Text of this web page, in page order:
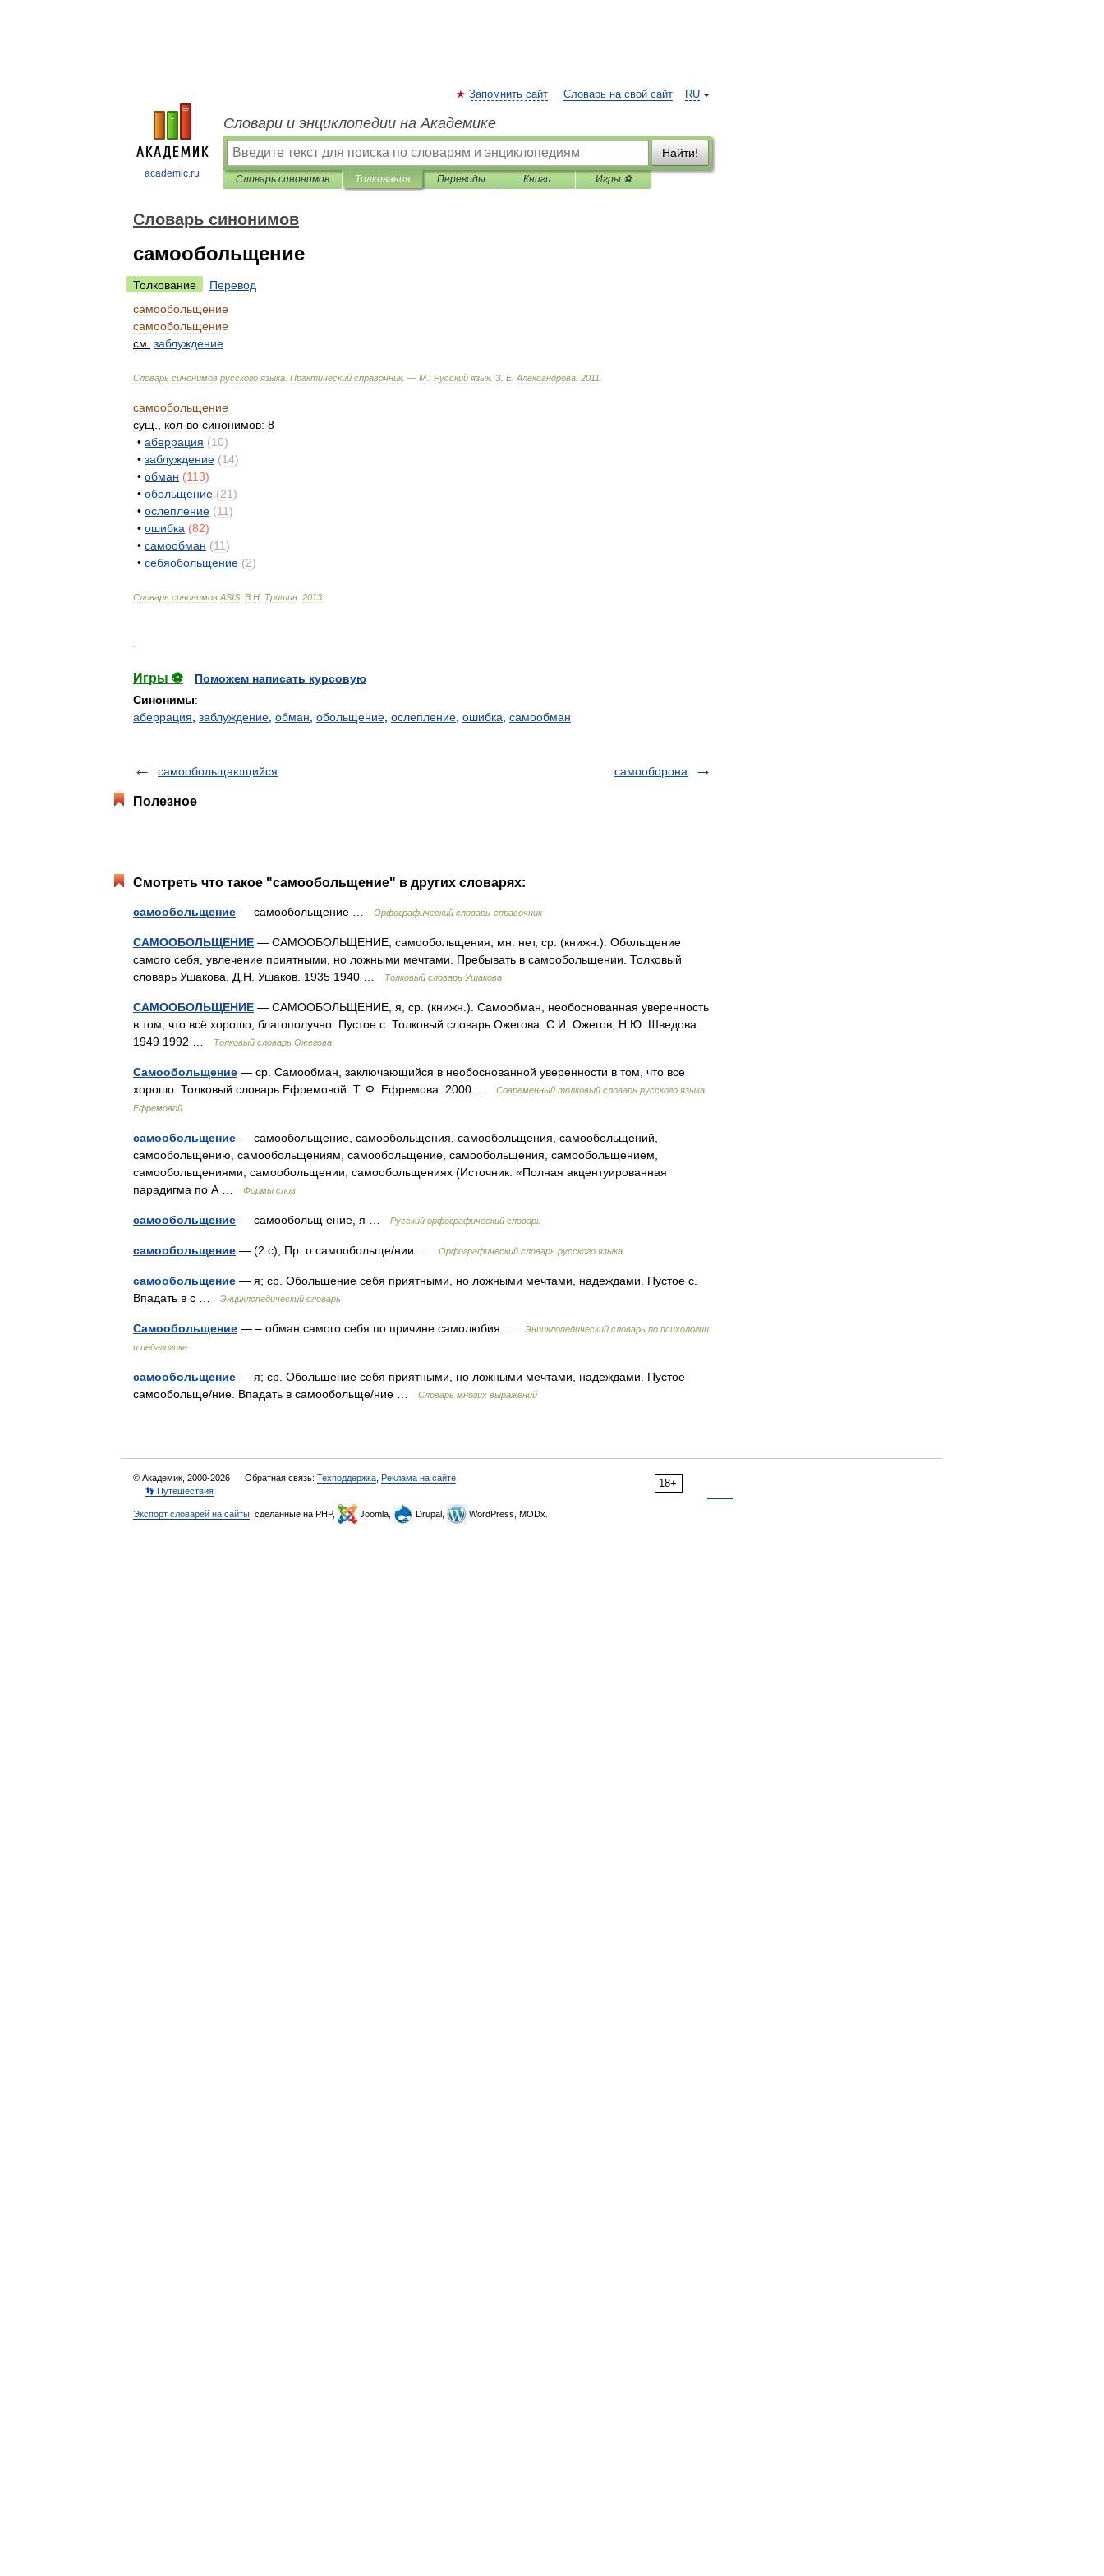
academic.ru
RU
Запомнить сайт Словарь на свой сайт
Словари и энциклопедии на Академике
Найти!
Словарь синонимов Толкования Переводы Книги Игры ⚽
Словарь синонимов
самообольщение
Толкование
Перевод
самообольщение
самообольщение
см заблуждение
Словарь синонимов русского языка Практический справочник. — М : Русский язык. З Е. Александрова 2011
самообольщение
сущ
кол-во синонимов: 8
• аберрация (10)
• заблуждение (14)
• обман (113)
• обольщение (21)
• ослепление (11)
• ошибка (82)
• самообман (11)
• себяобольщение (2)
Словарь синонимов ASIS В Н Тришин 2013
Игры ⚽
Поможем написать курсовую
Синонимы:
аберрация заблуждение обман обольщение ослепление ошибка самообман
самообольщающийся самооборона
Полезное
Смотреть что такое "самообольщение" в других словарях:
самообольщение — самообольщение … Орфографический словарь-справочник
САМООБОЛЬЩЕНИЕ — САМООБОЛЬЩЕНИЕ, самообольщения, мн. нет, ср. (книжн.). Обольщение
самого себя, увлечение приятными, но ложными мечтами. Пребывать в самообольщении. Толковый
словарь Ушакова. Д.Н. Ушаков. 1935 1940 …
Толковый словарь Ушакова
САМООБОЛЬЩЕНИЕ — САМООБОЛЬЩЕНИЕ, я, ср. (книжн.). Самообман, необоснованная уверенность
в том, что всё хорошо, благополучно. Пустое с. Толковый словарь Ожегова. С.И. Ожегов, Н.Ю. Шведова.
1949 1992 …
Толковый словарь Ожегова
Самообольщение — ср. Самообман, заключающийся в необоснованной уверенности в том, что все
хорошо. Толковый словарь Ефремовой. Т. Ф. Ефремова. 2000 …
Современный толковый словарь русского языка
Ефремовой
самообольщение — самообольщение, самообольщения, самообольщения, самообольщений,
самообольщению, самообольщениям, самообольщение, самообольщения, самообольщением,
самообольщениями, самообольщении, самообольщениях (Источник: «Полная акцентуированная
парадигма по А …
Формы слов
самообольщение — самообольщ ение, я … Русский орфографический словарь
самообольщение — (2 с), Пр. о самообольще/нии … Орфографический словарь русского языка
самообольщение — я; ср. Обольщение себя приятными, но ложными мечтами, надеждами. Пустое с.
Впадать в с …
Энциклопедический словарь
Самообольщение — – обман самого себя по причине самолюбия …
Энциклопедический словарь по психологии
и педагогике
самообольщение — я; ср. Обольщение себя приятными, но ложными мечтами, надеждами. Пустое
самообольще/ние. Впадать в самообольще/ние …
Словарь многих выражений
18+
© Академик, 2000-2026 Обратная связь: Техподдержка Реклама на сайте
👣 Путешествия
Экспорт словарей на сайты , сделанные на PHP, Joomla, Drupal, WordPress, MODx.